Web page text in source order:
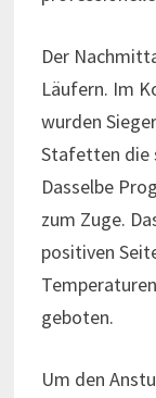
Der
Läufern. Im
wurden
Stafetten die
Dasselbe
zum Zuge.
positiven
geboten.
Um den